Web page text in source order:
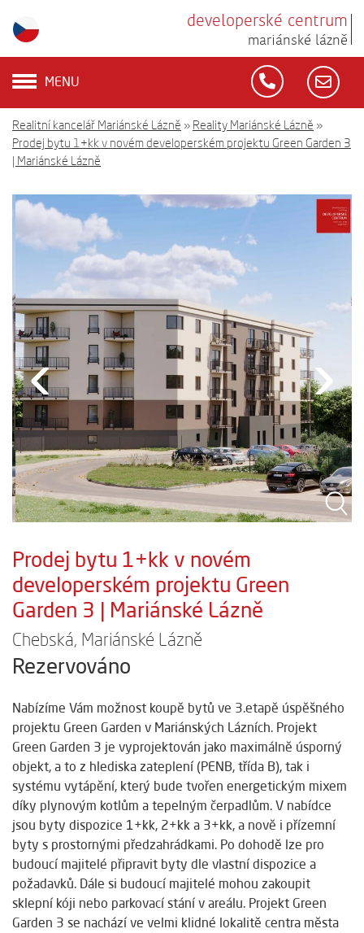
developerské centrum
mariánské lázně
MENU
Realitní kancelář Mariánské Lázně » Reality Mariánské Lázně »
Prodej bytu 1+kk v novém developerském projektu Green Garden 3
| Mariánské Lázně
‹ ›
Prodej bytu 1+kk v novém
developerském projektu Green
Garden 3 | Mariánské Lázně
Chebská, Mariánské Lázně
Rezervováno
Nabízíme Vám možnost koupě bytů ve 3.etapě úspěšného
projektu Green Garden v Mariánských Lázních. Projekt
Green Garden 3 je vyprojektován jako maximálně úsporný
objekt, a to z hlediska zateplení (PENB, třída B), tak i
systému vytápění, který bude tvořen energetickým mixem
díky plynovým kotlům a tepelným čerpadlům. V nabídce
jsou byty dispozice 1+kk, 2+kk a 3+kk, a nově i přízemní
byty s prostornými předzahrádkami. Po dohodě lze pro
budoucí majitelé připravit byty dle vlastní dispozice a
požadavků. Dále si budoucí majitelé mohou zakoupit
sklepní kóji nebo parkovací stání v areálu. Projekt Green
Garden 3 se nachází ve velmi klidné lokalitě centra města